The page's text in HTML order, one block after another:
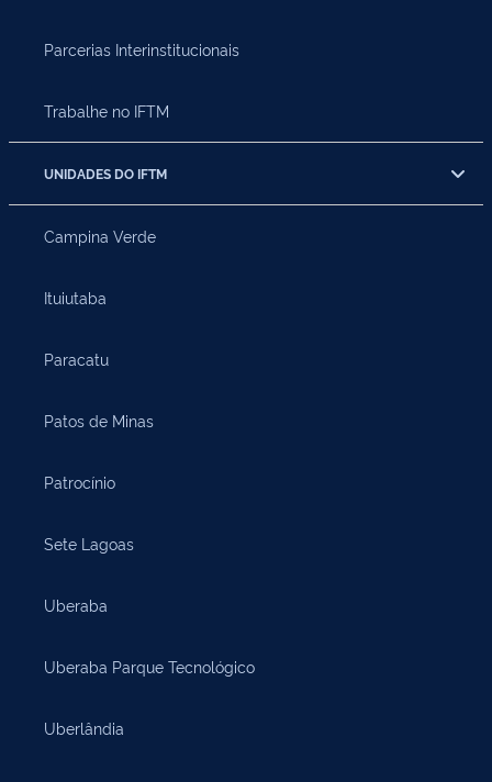
Parcerias Interinstitucionais
Trabalhe no IFTM
UNIDADES DO IFTM
Campina Verde
Ituiutaba
Paracatu
Patos de Minas
Patrocínio
Sete Lagoas
Uberaba
Uberaba Parque Tecnológico
Uberlândia